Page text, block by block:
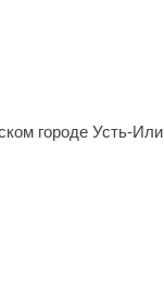
городе Усть-